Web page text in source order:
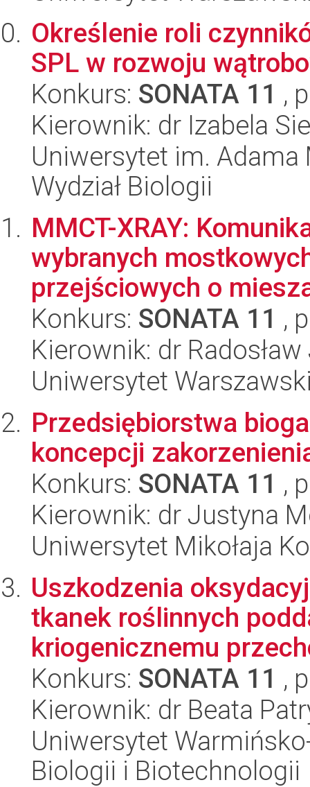
Określenie roli
SPL w rozwoju
Konkurs: SONATA 11 ,
Kierownik: dr Izabela
Uniwersytet im.
Wydział Biologii
MMCT-XRAY:
wybranych
przejściowych o
Konkurs: SONATA 11 ,
Kierownik: dr
Uniwersytet
Przedsiębiorstwa
koncepcji
Konkurs: SONATA 11 ,
Kierownik: dr Justyna
Uniwersytet Mikołaja
Uszkodzenia
tkanek roślinnych
kriogenicznemu
Konkurs: SONATA 11 ,
Kierownik: dr Beata
Uniwersytet
Biologii i Biotechnologii